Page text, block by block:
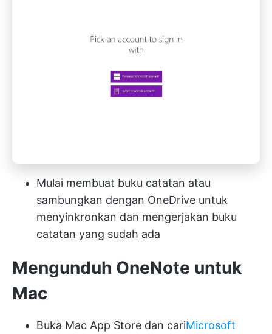
Mulai membuat buku catatan atau
sambungkan dengan OneDrive untuk
menyinkronkan dan mengerjakan buku
catatan yang sudah ada
Mengunduh OneNote untuk
Mac
Buka Mac App Store dan cariMicrosoft